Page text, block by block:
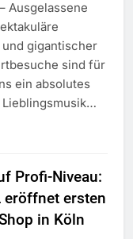
Ausgelassene
gigantischer
sind für
ein absolutes
Profi-Niveau:
eröffnet ersten
in Köln